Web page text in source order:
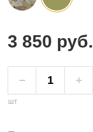
3 850 руб.
шт